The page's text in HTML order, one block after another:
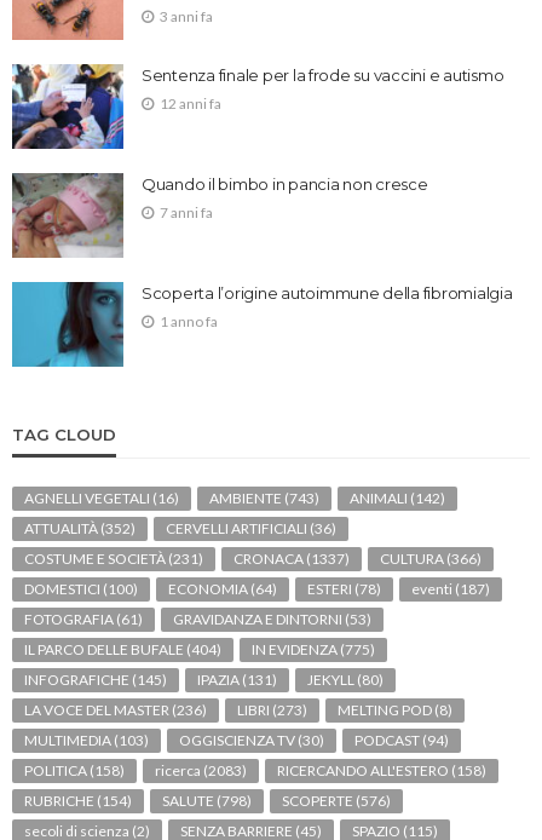
3 anni fa
Sentenza finale per la frode su vaccini e autismo
12 anni fa
Quando il bimbo in pancia non cresce
7 anni fa
Scoperta l’origine autoimmune della fibromialgia
1 anno fa
TAG CLOUD
AGNELLI VEGETALI (16) AMBIENTE (743) ANIMALI (142)
ATTUALITÀ (352) CERVELLI ARTIFICIALI (36)
COSTUME E SOCIETÀ (231) CRONACA (1337) CULTURA (366)
DOMESTICI (100) ECONOMIA (64) ESTERI (78) eventi (187)
FOTOGRAFIA (61) GRAVIDANZA E DINTORNI (53)
IL PARCO DELLE BUFALE (404) IN EVIDENZA (775)
INFOGRAFICHE (145) IPAZIA (131) JEKYLL (80)
LA VOCE DEL MASTER (236) LIBRI (273) MELTING POD (8)
MULTIMEDIA (103) OGGISCIENZA TV (30) PODCAST (94)
POLITICA (158) ricerca (2083) RICERCANDO ALL'ESTERO (158)
RUBRICHE (154) SALUTE (798) SCOPERTE (576)
secoli di scienza (2) SENZA BARRIERE (45) SPAZIO (115)